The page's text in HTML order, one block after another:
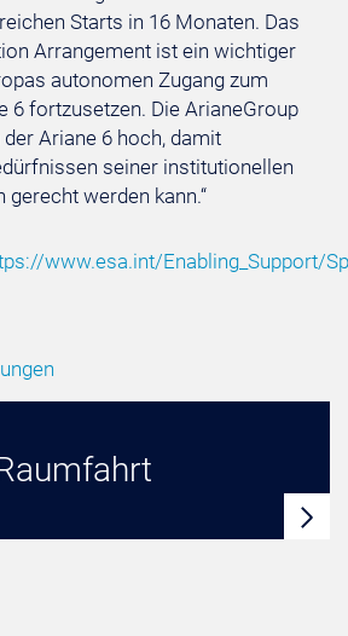
Starts in 16 Monaten. Das
Arrangement ist ein wichtiger
autonomen Zugang zum
6 fortzusetzen. Die ArianeGroup
Ariane 6 hoch, damit
seiner institutionellen
gerecht werden kann.“
www.esa.int/Enabling_Support/